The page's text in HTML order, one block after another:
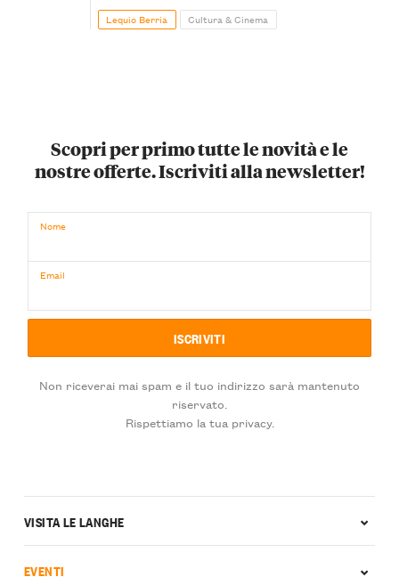
Lequio Berria Cultura & Cinema
Scopri per primo tutte le novità e le
nostre offerte. Iscriviti alla newsletter!
Nome
Email
Non riceverai mai spam e il tuo indirizzo sarà mantenuto
riservato.
Rispettiamo la tua privacy.
VISITA LE LANGHE
EVENTI